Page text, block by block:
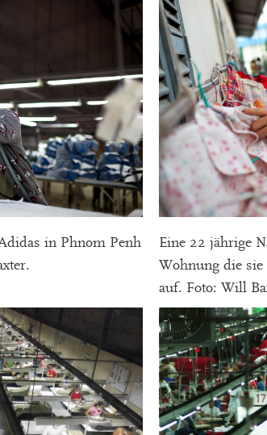
in Phnom Penh
Eine 22 jährige
Wohnung die
auf. Foto: Will